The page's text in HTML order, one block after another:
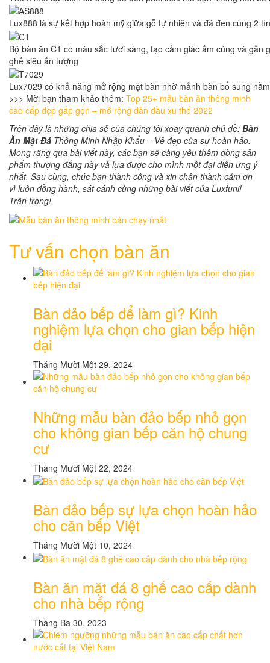
Lux888 là sự kết hợp hoàn mỹ giữa gỗ tự nhiên và đá đen cùng 2
Bộ bàn ăn C1 có màu sắc tươi sáng, tạo cảm giác ấm cúng và
ghế siêu ấn tượng
Lux7029 có khả năng mở rộng mặt bàn nhờ mảnh bàn bổ sung
>>> Mời bạn tham khảo thêm: Top 25+ mẫu bàn ăn thông minh
cao cấp đẹp gấp gọn – mở rộng dẫn đầu xu thế 2022
Trên đây là những chia sẻ của chúng tôi xoay quanh chủ đề: Bàn
Ăn Mặt Đá Thông Minh Nhập Khẩu – Vẻ đẹp của sự hoàn hảo.
Mong rằng qua bài viết này, các bạn sẽ càng yêu thêm dòng sản
phẩm thượng đẳng này và lựa được cho mình một đại diện ưng ý
nhất. Sau cùng, chúc bạn thành công và xin chân thành cảm ơn
vì luôn đồng hành, sát cánh cùng những bài viết của Luxfuni!
Trân trọng!
Tư vấn chọn bàn ăn
Bàn đảo bếp để làm gì? Kinh
nghiệm lựa chọn cho gian bếp hiện
đại
Tháng Mười Một 29, 2024
Những mẫu bàn đảo bếp nhỏ gọn
cho không gian bếp căn hộ chung
cư
Tháng Mười Một 22, 2024
Bàn đảo bếp sự lựa chọn hoàn hảo
cho căn bếp Việt
Tháng Mười Một 10, 2024
Bàn ăn mặt đá 8 ghế cao cấp dành
cho nhà bếp rộng
Tháng Ba 30, 2023